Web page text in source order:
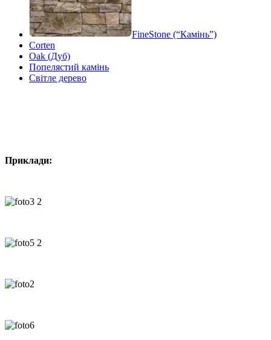
FineStone (“Камінь”)
Corten
Oak (Дуб)
Попелястий камінь
Світле дерево
Приклади: